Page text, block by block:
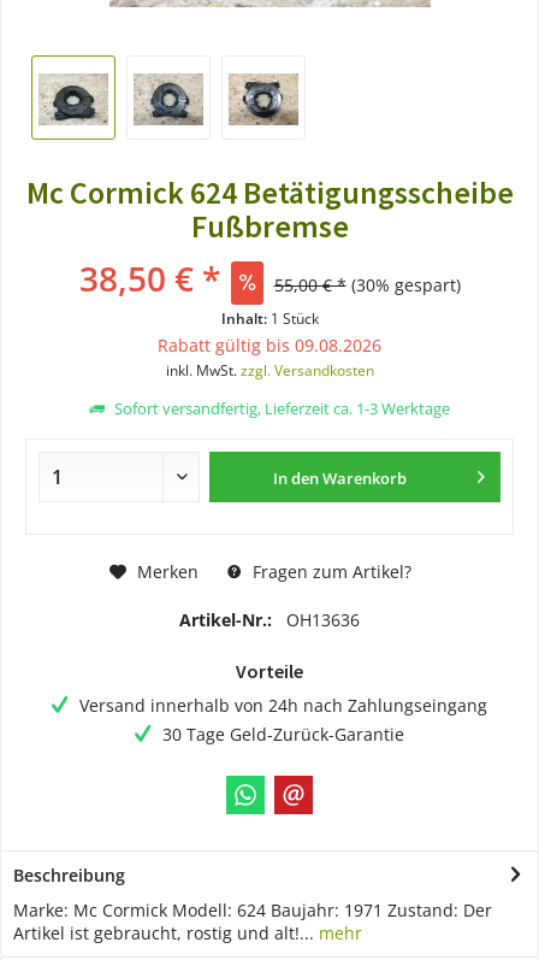
Mc Cormick 624 Betätigungsscheibe
Fußbremse
38,50 € * 55,00 € * (30% gespart)
Inhalt: 1 Stück
Rabatt gültig bis 09.08.2026
inkl. MwSt.zzgl. Versandkosten
Sofort versandfertig, Lieferzeit ca. 1-3 Werktage
In denWarenkorb
Merken Fragen zum Artikel?
Artikel-Nr.: OH13636
Vorteile
Versand innerhalb von 24h nach Zahlungseingang
30 Tage Geld-Zurück-Garantie
Beschreibung
Marke: Mc Cormick Modell: 624 Baujahr: 1971 Zustand: Der
Artikel ist gebraucht, rostig und alt!... mehr